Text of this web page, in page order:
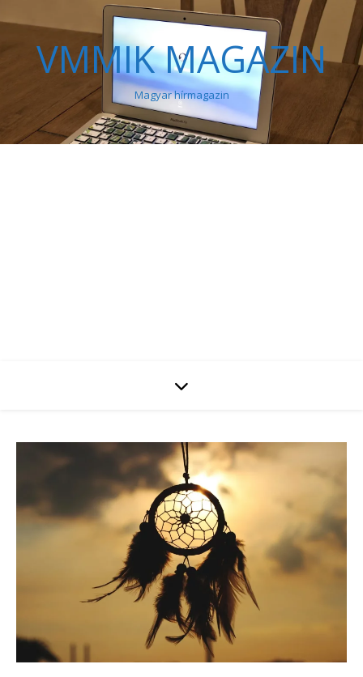
VMMIK MAGAZIN
Magyar hírmagazin